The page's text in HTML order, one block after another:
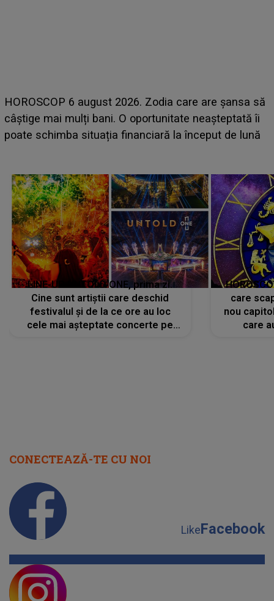
6 august 2026. Zodia care are șansa să
mulți bani. O oportunitate neașteptată îi
situația financiară la început de lună
LINE-
scena
LINE-UP UNTOLD ONE, prima zi.
Cine sunt artiștii care deschid
festivalul și de la ce ore au loc
cele mai așteptate concerte pe
care
nou
care
CONECTEAZĂ-TE CU NOI
LikeFacebook